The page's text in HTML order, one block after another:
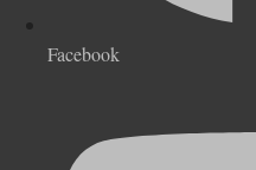
Facebook